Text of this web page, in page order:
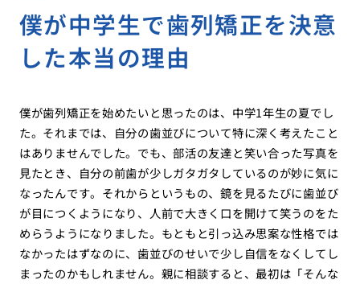
僕が中学生で歯列矯正を決意
した本当の理由
僕が歯列矯正を始めたいと思ったのは、中学1年生の夏でし
た。それまでは、自分の歯並びについて特に深く考えたこと
はありませんでした。でも、部活の友達と笑い合った写真を
見たとき、自分の前歯が少しガタガタしているのが妙に気に
なったんです。それからというもの、鏡を見るたびに歯並び
が目につくようになり、人前で大きく口を開けて笑うのをた
めらうようになりました。もともと引っ込み思案な性格では
なかったはずなのに、歯並びのせいで少し自信をなくしてし
まったのかもしれません。親に相談すると、最初は「そんな